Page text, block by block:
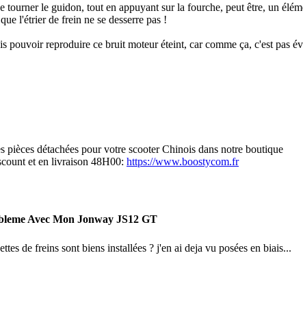
tourner le guidon, tout en appuyant sur la fourche, peut être, un
l'étrier de frein ne se desserre pas !
pouvoir reproduire ce bruit moteur éteint, car comme ça, c'est pas
pièces détachées pour votre scooter Chinois dans notre boutique
et en livraison 48H00: https://www.boostycom.fr
Avec Mon Jonway JS12 GT
de freins sont biens installées ? j'en ai deja vu posées en biais...